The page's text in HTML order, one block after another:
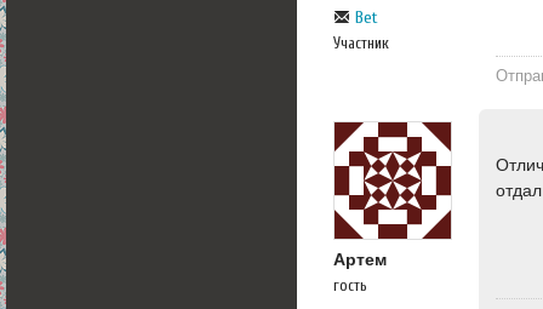
Bet
Участник
Артем
гость